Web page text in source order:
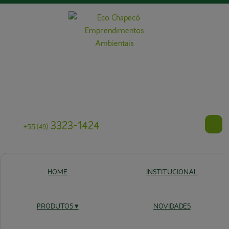
+55(49) 3323-1424
HOME INSTITUCIONAL
PRODUTOS ▾ NOVIDADES